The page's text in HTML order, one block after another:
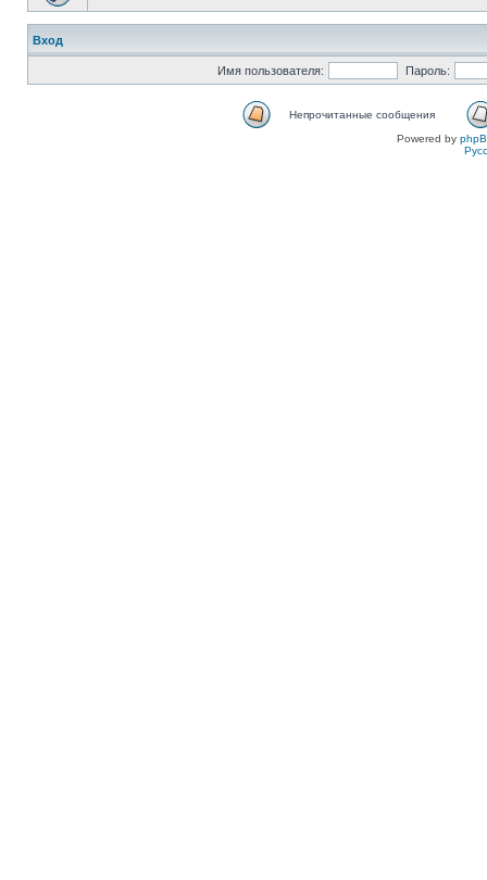
Вход
Имя пользователя: Пароль:
Непрочитанные сообщения
Powered by